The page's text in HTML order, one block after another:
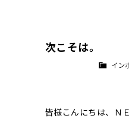
次こそは。
イン
皆様こんにちは、Ｎ